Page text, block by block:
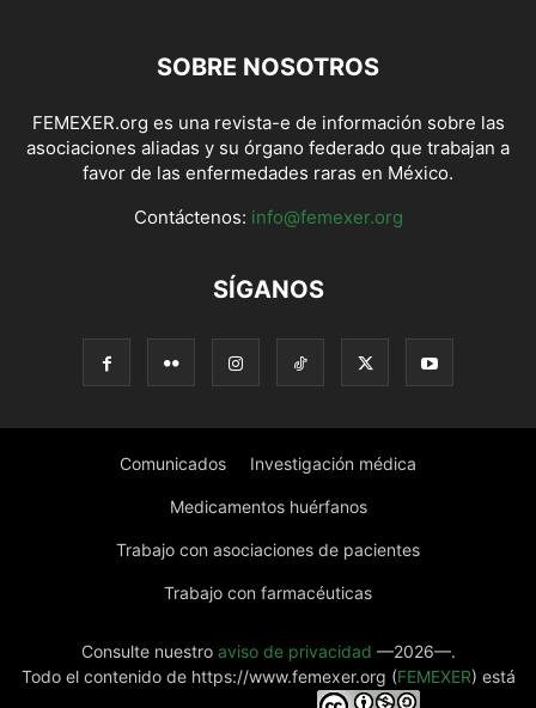
SOBRE NOSOTROS
FEMEXER.org es una revista-e de información sobre las
asociaciones aliadas y su órgano federado que trabajan a
favor de las enfermedades raras en México.
Contáctenos: info@femexer.org
SÍGANOS
Comunicados Investigación médica
Medicamentos huérfanos
Trabajo con asociaciones de pacientes
Trabajo con farmacéuticas
Consulte nuestro aviso de privacidad —2026—.
Todo el contenido de https://www.femexer.org (FEMEXER) está